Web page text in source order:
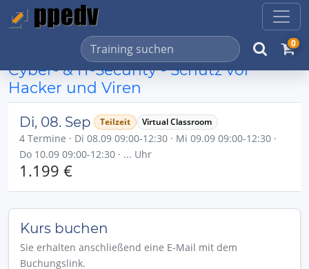
0
Cyber- & IT-Security - Schutz vor
Hacker und Viren
Di, 08. Sep Teilzeit Virtual Classroom
4 Termine · Di 08.09 09:00-12:30 · Mi 09.09 09:00-12:30 ·
Do 10.09 09:00-12:30 · ... Uhr
1.199 €
Kurs buchen
Sie erhalten anschließend eine E-Mail mit dem
Buchungslink.